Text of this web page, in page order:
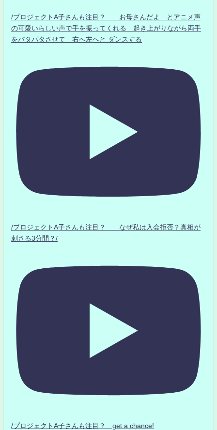
/プロジェクトA子さんも注目？ お母さんだよ とアニメ声
の可愛いらしい声で手を振ってくれる 起き上がりながら両手
をパタパタさせて 右へ左へと ダンスする
/プロジェクトA子さんも注目？ なぜ私は入会拒否？真相が
刺さる3分間？/
/プロジェクトA子さんも注目？ get a chance!